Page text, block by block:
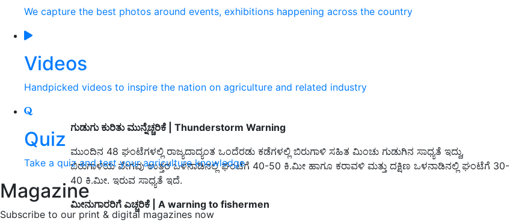
We capture the best photos around events, exhibitions happening across the country
Videos
Handpicked videos to inspire the nation on agriculture and related industry
Quiz
Take a quiz and test your agriculture knowledge
Magazine
Subscribe to our print & digital magazines now
ಗುಡುಗು ಕುರಿತುಮುನ್ನೆಚ್ಚರಿಕೆ | Thunderstorm Warning
ಮುಂದಿನ 48 ಘಂಟೆಗಳಲ್ಲಿ ರಾಜ್ಯದಾದ್ಯಂತ ಒಂದೆರಡು ಕಡೆಗಳಲ್ಲಿ ಬಿರುಗಾಳಿ ಸಹಿತ ಮಿಂಚು ಗುಡುಗಿನ ಸಾಧ್ಯತೆ ಇದ್ದು,
ಬಿರುಗಾಳಿಯ ವೇಗವು ಉತ್ತರ ಒಳನಾಡಿನಲ್ಲಿ ಘಂಟೆಗೆ 40-50 ಕಿ.ಮೀ ಹಾಗೂ ಕರಾವಳಿ ಮತ್ತು ದಕ್ಷಿಣ ಒಳನಾಡಿನಲ್ಲಿ ಘಂಟೆಗೆ 30-
40 ಕಿ.ಮೀ. ಇರುವ ಸಾಧ್ಯತೆ ಇದೆ.
ಮೀನುಗಾರರಿಗೆ ಎಚ್ಚರಿಕೆ | A warning to fishermen